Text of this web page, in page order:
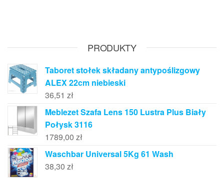
PRODUKTY
Taboret stołek składany antypoślizgowy
ALEX 22cm niebieski
36,51 zł
Meblezet Szafa Lens 150 Lustra Plus Biały
Połysk 3116
1789,00 zł
Waschbar Universal 5Kg 61 Wash
38,30 zł